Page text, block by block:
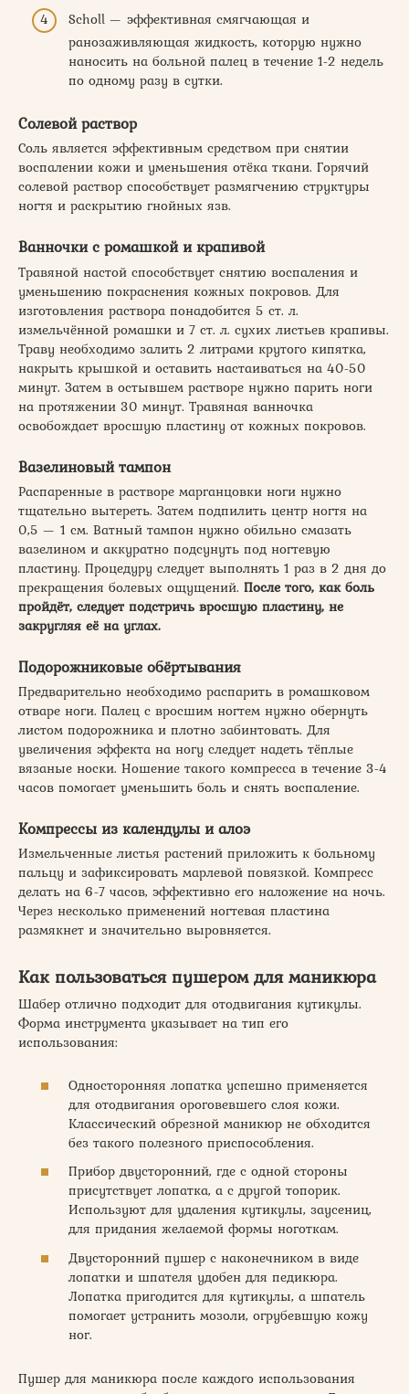
Scholl — эффективная смягчающая и
ранозаживляющая жидкость, которую нужно
наносить на больной палец в течение 1-2 недель
по одному разу в сутки.
Солевой раствор
Соль является эффективным средством при снятии
воспалении кожи и уменьшения отёка ткани. Горячий
солевой раствор способствует размягчению структуры
ногтя и раскрытию гнойных язв.
Ванночки с ромашкой и крапивой
Травяной настой способствует снятию воспаления и
уменьшению покраснения кожных покровов. Для
изготовления раствора понадобится 5 ст. л.
измельчённой ромашки и 7 ст. л. сухих листьев крапивы.
Траву необходимо залить 2 литрами крутого кипятка,
накрыть крышкой и оставить настаиваться на 40-50
минут. Затем в остывшем растворе нужно парить ноги
на протяжении 30 минут. Травяная ванночка
освобождает вросшую пластину от кожных покровов.
Вазелиновый тампон
Распаренные в растворе марганцовки ноги нужно
тщательно вытереть. Затем подпилить центр ногтя на
0,5 — 1 см. Ватный тампон нужно обильно смазать
вазелином и аккуратно подсунуть под ногтевую
пластину. Процедуру следует выполнять 1 раз в 2 дня до
прекращения болевых ощущений. После того, как боль
пройдёт, следует подстричь вросшую пластину, не
закругляя её на углах.
Подорожниковые обёртывания
Предварительно необходимо распарить в ромашковом
отваре ноги. Палец с вросшим ногтем нужно обернуть
листом подорожника и плотно забинтовать. Для
увеличения эффекта на ногу следует надеть тёплые
вязаные носки. Ношение такого компресса в течение 3-4
часов помогает уменьшить боль и снять воспаление.
Компрессы из календулы и алоэ
Измельченные листья растений приложить к больному
пальцу и зафиксировать марлевой повязкой. Компресс
делать на 6-7 часов, эффективно его наложение на ночь.
Через несколько применений ногтевая пластина
размякнет и значительно выровняется.
Как пользоваться пушером для маникюра
Шабер отлично подходит для отодвигания кутикулы.
Форма инструмента указывает на тип его
использования:
Односторонняя лопатка успешно применяется
для отодвигания ороговевшего слоя кожи.
Классический обрезной маникюр не обходится
без такого полезного приспособления.
Прибор двусторонний, где с одной стороны
присутствует лопатка, а с другой топорик.
Используют для удаления кутикулы, заусениц,
для придания желаемой формы ноготкам.
Двусторонний пушер с наконечником в виде
лопатки и шпателя удобен для педикюра.
Лопатка пригодится для кутикулы, а шпатель
помогает устранить мозоли, огрубевшую кожу
ног.
Пушер для маникюра после каждого использования